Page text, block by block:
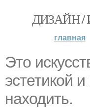
ДИЗАЙН /
главная
Это
эстетикой
находить.